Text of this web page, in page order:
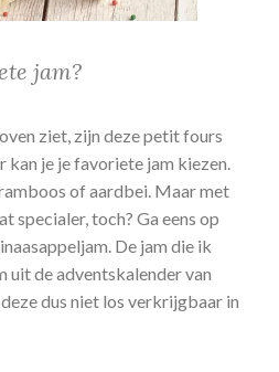
jam?
ziet, zijn deze petit fours
kan je je favoriete jam kiezen.
of aardbei. Maar met
specialer, toch? Ga eens op
De jam die ik
de adventskalender van
dus niet los verkrijgbaar in